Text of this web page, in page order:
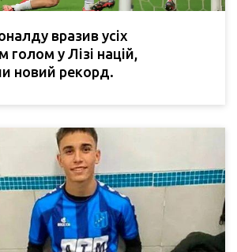
вразив усіх
голом у Лізі націй,
новий рекорд.